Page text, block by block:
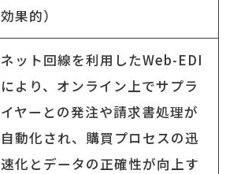
効果的）
ネット回線を利用したWeb-EDI
により、オンライン上でサプラ
イヤーとの発注や請求書処理が
自動化され、購買プロセスの迅
速化とデータの正確性が向上す